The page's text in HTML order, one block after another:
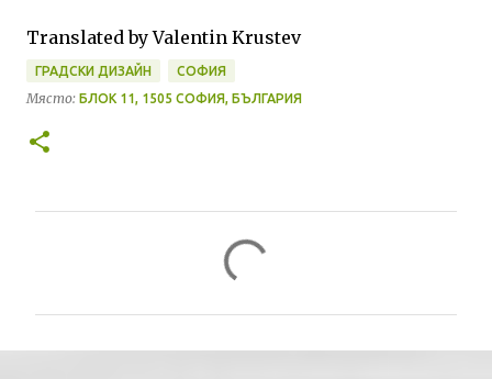
Translated by Valentin Krustev
ГРАДСКИ ДИЗАЙН СОФИЯ
Място: БЛОК 11, 1505 СОФИЯ, БЪЛГАРИЯ